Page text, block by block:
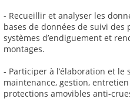
- Recueillir et analyser les
bases de données de suivi
systèmes d’endiguement et
montages.
- Participer à l’élaboration et le
maintenance, gestion,
protections amovibles anti-